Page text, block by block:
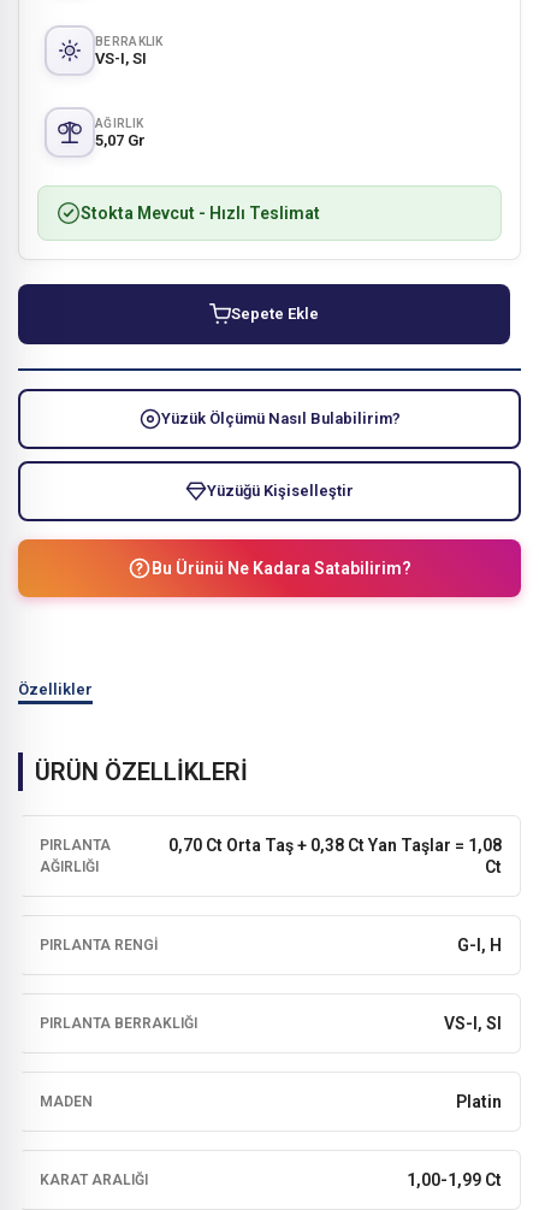
BERRAKLIK
VS-I, SI
AĞIRLIK
5,07 Gr
Stokta Mevcut - Hızlı Teslimat
Sepete Ekle
Yüzük Ölçümü Nasıl Bulabilirim?
Yüzüğü Kişiselleştir
Bu Ürünü Ne Kadara Satabilirim?
Özellikler
ÜRÜN ÖZELLİKLERİ
PIRLANTA
AĞIRLIĞI
0,70 Ct Orta Taş + 0,38 Ct Yan Taşlar = 1,08
Ct
PIRLANTA RENGI G-I, H
PIRLANTA BERRAKLIĞI VS-I, SI
MADEN Platin
KARAT ARALIĞI 1,00-1,99 Ct